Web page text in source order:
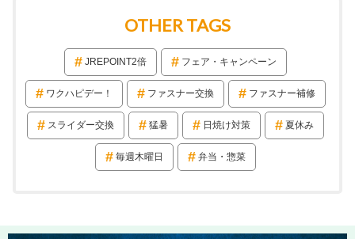
OTHER TAGS
JREPOINT2倍 フェア・キャンペーン
ワクハピデー！ ファスナー交換 ファスナー補修
スライダー交換 猛暑 日焼け対策 夏休み
毎週木曜日 弁当・惣菜